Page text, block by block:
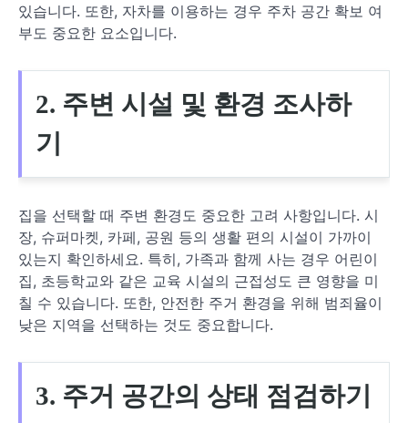
있습니다. 또한, 자차를 이용하는 경우 주차 공간 확보 여
부도 중요한 요소입니다.
2. 주변 시설 및 환경 조사하
기
집을 선택할 때 주변 환경도 중요한 고려 사항입니다. 시
장, 슈퍼마켓, 카페, 공원 등의 생활 편의 시설이 가까이
있는지 확인하세요. 특히, 가족과 함께 사는 경우 어린이
집, 초등학교와 같은 교육 시설의 근접성도 큰 영향을 미
칠 수 있습니다. 또한, 안전한 주거 환경을 위해 범죄율이
낮은 지역을 선택하는 것도 중요합니다.
3. 주거 공간의 상태 점검하기